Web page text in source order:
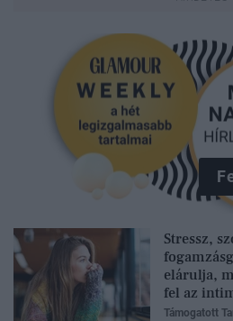
Stressz,
elárulja,
fel az
Támogatott